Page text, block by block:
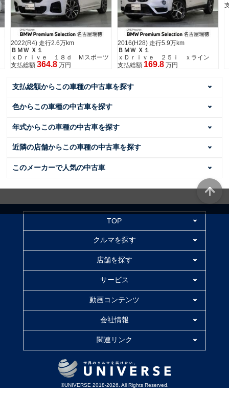
ーツ
2016(H28) 走行5.9万km
ＢＭＷ Ｘ１
ｘＤｒｉｖｅ ２５ｉ ｘライン
支払総額169.8
支払総額からこの車種の中古車を探す
色からこの車種の中古車を探す
年式からこの車種の中古車を探す
近隣の店舗からこの車種の中古車を探す
このメーカーで人気の中古車
TOP
クルマを探す
店舗を探す
サービス
動画コンテンツ
会社情報
関連リンク
©UNIVERSE 2018-2026. All Rights Reserved.